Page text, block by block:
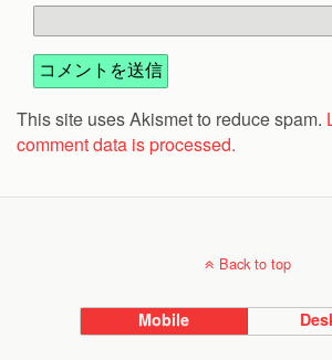
This site uses Akismet to reduce spam.
comment data is processed.
Back to top
Mobile